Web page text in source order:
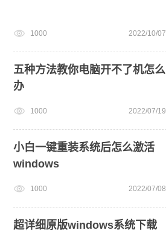
1000 2022/10/07
五种方法教你电脑开不了机怎么
办
1000 2022/07/19
小白一键重装系统后怎么激活
windows
1000 2022/07/08
超详细原版windows系统下载